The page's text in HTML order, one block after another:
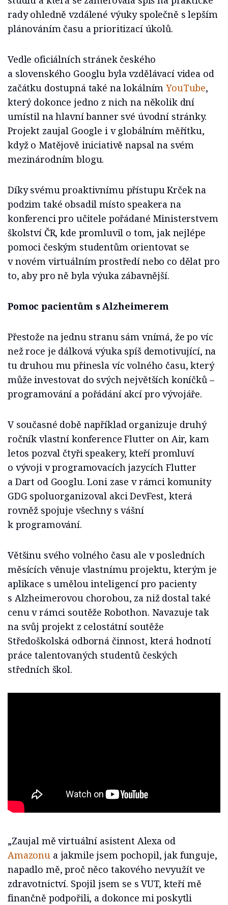
rady ohledně vzdálené výuky společně s lepším
plánováním času a prioritizací úkolů.
Vedle oficiálních stránek českého
a slovenského Googlu byla vzdělávací videa od
začátku dostupná také na lokálnímYouTube,
který dokonce jedno z nich na několik dní
umístil na hlavní banner své úvodní stránky.
Projekt zaujal Google i v globálním měřítku,
když o Matějově iniciativě napsal na svém
mezinárodním blogu.
Díky svému proaktivnímu přístupu Krček na
podzim také obsadil místo speakera na
konferenci pro učitele pořádané Ministerstvem
školství ČR, kde promluvil o tom, jak nejlépe
pomoci českým studentům orientovat se
v novém virtuálním prostředí nebo co dělat pro
to, aby pro ně byla výuka zábavnější.
Pomoc pacientům s Alzheimerem
Přestože na jednu stranu sám vnímá, že po víc
než roce je dálková výuka spíš demotivující, na
tu druhou mu přinesla víc volného času, který
může investovat do svých největších koníčků –
programování a pořádání akcí pro vývojáře.
V současné době například organizuje druhý
ročník vlastní konference Flutter on Air, kam
letos pozval čtyři speakery, kteří promluví
o vývoji v programovacích jazycích Flutter
a Dart od Googlu. Loni zase v rámci komunity
GDG spoluorganizoval akci DevFest, která
rovněž spojuje všechny s vášní
k programování.
Většinu svého volného času ale v posledních
měsících věnuje vlastnímu projektu, kterým je
aplikace s umělou inteligencí pro pacienty
s Alzheimerovou chorobou, za niž dostal také
cenu v rámci soutěže Robothon. Navazuje tak
na svůj projekt z celostátní soutěže
Středoškolská odborná činnost, která hodnotí
práce talentovaných studentů českých
středních škol.
„Zaujal mě virtuální asistent Alexa od
Amazonu a jakmile jsem pochopil, jak funguje,
napadlo mě, proč něco takového nevyužít ve
zdravotnictví. Spojil jsem se s VUT, kteří mě
finančně podpořili, a dokonce mi poskytli